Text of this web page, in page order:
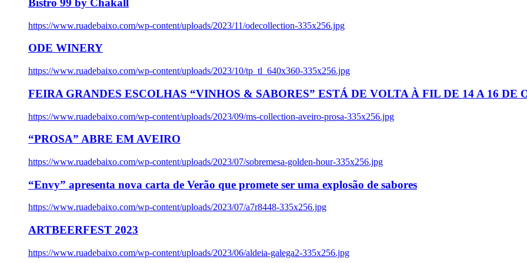
Bistro 99 by Chakall
https://www.ruadebaixo.com/wp-content/uploads/2023/11/odecollection-335x256.jpg
ODE WINERY
https://www.ruadebaixo.com/wp-content/uploads/2023/10/tp_tl_640x360-335x256.jpg
FEIRA GRANDES ESCOLHAS “VINHOS & SABORES” ESTÁ DE VOLTA À FIL DE 14 A 16 DE
https://www.ruadebaixo.com/wp-content/uploads/2023/09/ms-collection-aveiro-prosa-335x256.jpg
“PROSA” ABRE EM AVEIRO
https://www.ruadebaixo.com/wp-content/uploads/2023/07/sobremesa-golden-hour-335x256.jpg
“Envy” apresenta nova carta de Verão que promete ser uma explosão de sabores
https://www.ruadebaixo.com/wp-content/uploads/2023/07/a7r8448-335x256.jpg
ARTBEERFEST 2023
https://www.ruadebaixo.com/wp-content/uploads/2023/06/aldeia-galega2-335x256.jpg